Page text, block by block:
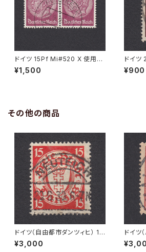
ドイツ 15Pf Mi#520 X 使用済
み切手｜PÖSSNECK 22.9.19
36
¥1,500
ドイ
切手｜
¥900
その他の商品
ドイツ（自由都市ダンツィヒ） 15
Pf Mi#214 使用済み切手｜NE
UTEICH 20.6.1930
¥3,000
ドイツ
6 B 使
DORF